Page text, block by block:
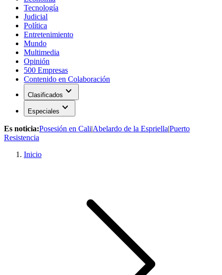
Tecnología
Judicial
Política
Entretenimiento
Mundo
Multimedia
Opinión
500 Empresas
Contenido en Colaboración
Clasificados expand_more
Especiales expand_more
Es noticia:Posesión en Cali|Abelardo de la Espriella|Puerto
Resistencia
Inicio